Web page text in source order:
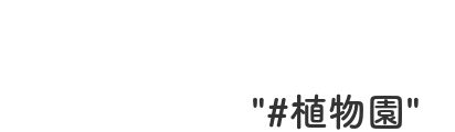
"#植物園"